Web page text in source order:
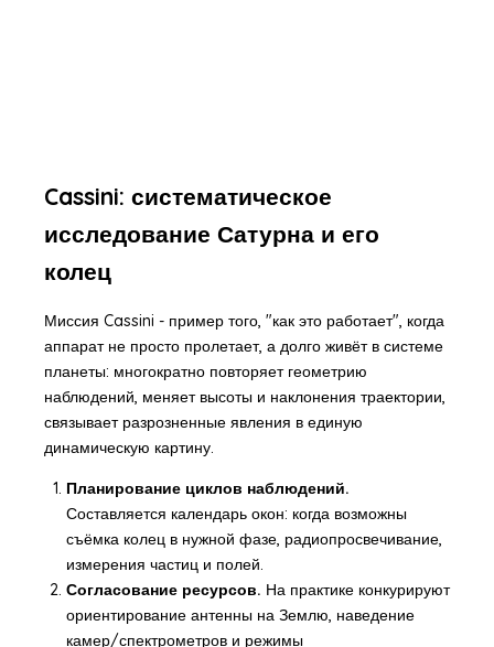
Cassini: систематическое
исследование Сатурна и его
колец
Миссия Cassini - пример того, "как это работает", когда
аппарат не просто пролетает, а долго живёт в системе
планеты: многократно повторяет геометрию
наблюдений, меняет высоты и наклонения траектории,
связывает разрозненные явления в единую
динамическую картину.
Планирование циклов наблюдений.
Составляется календарь окон: когда возможны
съёмка колец в нужной фазе, радиопросвечивание,
измерения частиц и полей.
Согласование ресурсов. На практике конкурируют
ориентирование антенны на Землю, наведение
камер/спектрометров и режимы